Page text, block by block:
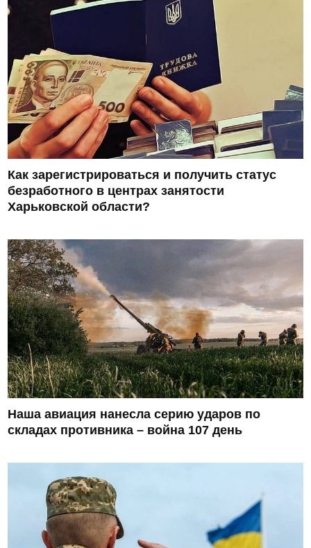
Как зарегистрироваться и получить статус
безработного в центрах занятости
Харьковской области?
Наша авиация нанесла серию ударов по
складах противника – война 107 день